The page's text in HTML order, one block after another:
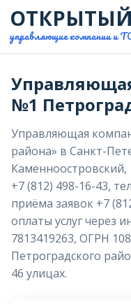
ОТКРЫТЫЙ
управляющие компании
№1
Управляющая
района» в Санкт-
+7 (812) 498-16-43,
приёма заявок +7
оплаты услуг через
7813419263, ОГРН
Петроградского
46 улицах.